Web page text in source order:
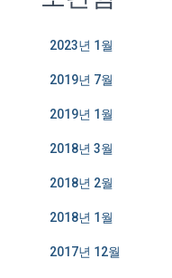
2023년 1월
2019년 7월
2019년 1월
2018년 3월
2018년 2월
2018년 1월
2017년 12월